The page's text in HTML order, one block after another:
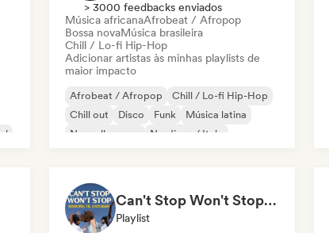
> 3000 feedbacks enviados
Música africanaAfrobeat / Afropop
Bossa novaMúsica brasileira
Chill / Lo-fi Hip-Hop
Adicionar artistas às minhas playlists de
maior impacto
Afrobeat / Afropop
Chill / Lo-fi Hip-Hop
Chill out
Disco Funk
Música latina
Nouvelle scene
Nu-disco / Italo
Can't Stop Won't Stop 🪩 Electropop, Dance-Pop & Nu Disco
Playlist